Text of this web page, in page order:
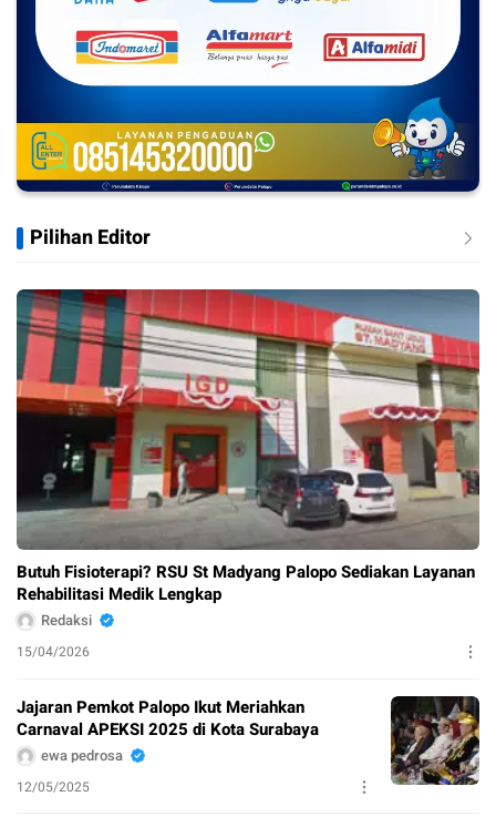
Pilihan Editor
Butuh Fisioterapi? RSU St Madyang Palopo Sediakan Layanan
Rehabilitasi Medik Lengkap
Redaksi
15/04/2026
Jajaran Pemkot Palopo Ikut Meriahkan
Carnaval APEKSI 2025 di Kota Surabaya
ewa pedrosa
12/05/2025